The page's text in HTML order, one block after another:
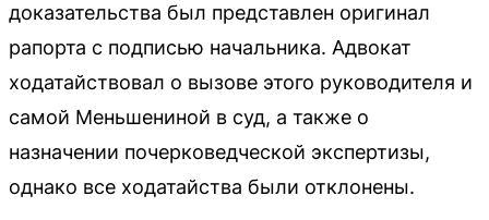
доказательства был представлен оригинал
рапорта с подписью начальника. Адвокат
ходатайствовал о вызове этого руководителя и
самой Меньшениной в суд, а также о
назначении почерковедческой экспертизы,
однако все ходатайства были отклонены.